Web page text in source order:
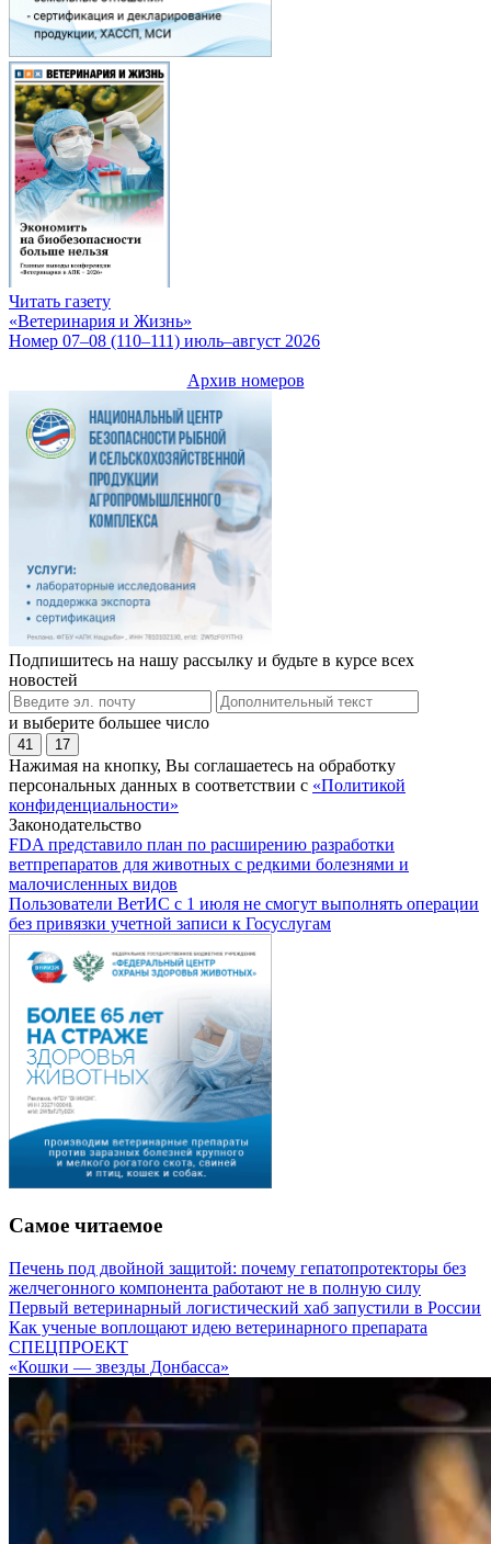
Читать газету
«Ветеринария и Жизнь»
Номер 07–08 (110–111) июль–август 2026
Архив номеров
Подпишитесь на нашу рассылку и будьте в курсе всех
новостей
и выберите большее число
41 17
Нажимая на кнопку, Вы соглашаетесь на обработку
персональных данных в соответствии с «Политикой
конфиденциальности»
Законодательство
FDA представило план по расширению разработки
ветпрепаратов для животных с редкими болезнями и
малочисленных видов
Пользователи ВетИС с 1 июля не смогут выполнять операции
без привязки учетной записи к Госуслугам
Самое читаемое
Печень под двойной защитой: почему гепатопротекторы без
желчегонного компонента работают не в полную силу
Первый ветеринарный логистический хаб запустили в России
Как ученые воплощают идею ветеринарного препарата
СПЕЦПРОЕКТ
«Кошки — звезды Донбасса»